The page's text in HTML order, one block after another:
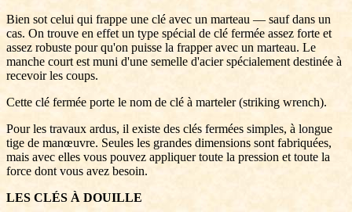
Bien sot celui qui frappe une clé avec un marteau — sauf dans un
cas. On trouve en effet un type spécial de clé fermée assez forte et
assez robuste pour qu'on puisse la frapper avec un marteau. Le
manche court est muni d'une semelle d'acier spécialement destinée à
recevoir les coups.
Cette clé fermée porte le nom de clé à marteler (striking wrench).
Pour les travaux ardus, il existe des clés fermées simples, à longue
tige de manœuvre. Seules les grandes dimensions sont fabriquées,
mais avec elles vous pouvez appliquer toute la pression et toute la
force dont vous avez besoin.
LES CLÉS À DOUILLE